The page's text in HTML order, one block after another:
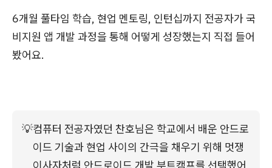
6개월 풀타임 학습, 현업 멘토링, 인턴십까지 전공자가 국
비지원 앱 개발 과정을 통해 어떻게 성장했는지 직접 들어
봤어요.
💡컴퓨터 전공자였던 찬호님은 학교에서 배운 안드로
이드 기술과 현업 사이의 간극을 채우기 위해 멋쟁